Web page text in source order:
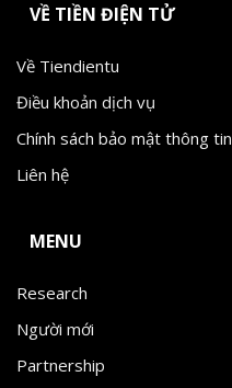
VỀ TIỀN ĐIỆN TỬ
Về Tiendientu
Điều khoản dịch vụ
Chính sách bảo mật thông tin
Liên hệ
MENU
Research
Người mới
Partnership